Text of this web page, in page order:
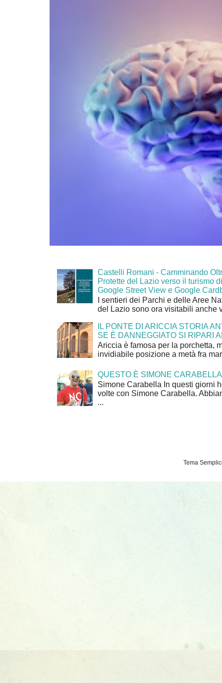
Castelli Romani - Camminando
Protette del Lazio verso il turismo
Google Street View e Google
I sentieri dei Parchi e delle Aree
del Lazio sono ora visitabili anche
IL PONTE DI ARICCIA STORIA
SE È DANNEGGIATO SI RIPARI
Ariccia è famosa per la porchetta,
invidiabile posizione a metà fra
QUESTO È SIMONE CARABELLA
Simone Carabella In questi giorni
volte con Simone Carabella.
...
Tema